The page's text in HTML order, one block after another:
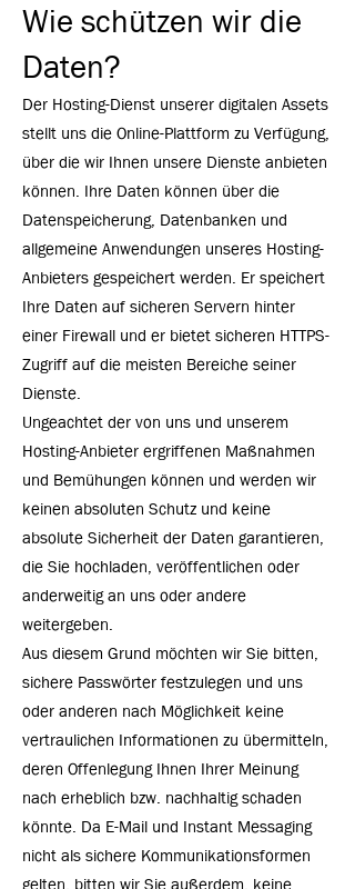
Wie schützen wir die
Daten?
Der Hosting-Dienst unserer digitalen Assets
stellt uns die Online-Plattform zu Verfügung,
über die wir Ihnen unsere Dienste anbieten
können. Ihre Daten können über die
Datenspeicherung, Datenbanken und
allgemeine Anwendungen unseres Hosting-
Anbieters gespeichert werden. Er speichert
Ihre Daten auf sicheren Servern hinter
einer Firewall und er bietet sicheren HTTPS-
Zugriff auf die meisten Bereiche seiner
Dienste.
Ungeachtet der von uns und unserem
Hosting-Anbieter ergriffenen Maßnahmen
und Bemühungen können und werden wir
keinen absoluten Schutz und keine
absolute Sicherheit der Daten garantieren,
die Sie hochladen, veröffentlichen oder
anderweitig an uns oder andere
weitergeben.
Aus diesem Grund möchten wir Sie bitten,
sichere Passwörter festzulegen und uns
oder anderen nach Möglichkeit keine
vertraulichen Informationen zu übermitteln,
deren Offenlegung Ihnen Ihrer Meinung
nach erheblich bzw. nachhaltig schaden
könnte. Da E-Mail und Instant Messaging
nicht als sichere Kommunikationsformen
gelten, bitten wir Sie außerdem, keine